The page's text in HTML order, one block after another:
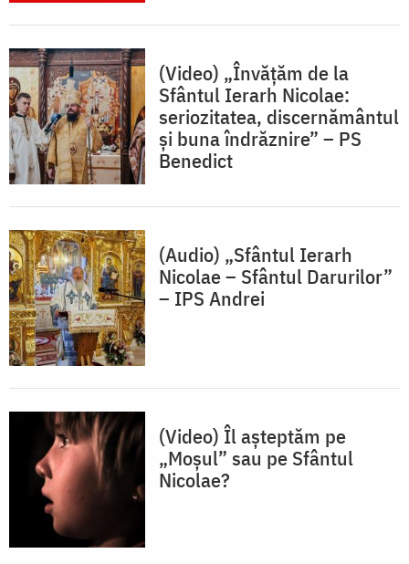
(Video) „Învățăm de la
Sfântul Ierarh Nicolae:
seriozitatea, discernământul
și buna îndrăznire” – PS
Benedict
(Audio) „Sfântul Ierarh
Nicolae – Sfântul Darurilor”
– IPS Andrei
(Video) Îl așteptăm pe
„Moșul” sau pe Sfântul
Nicolae?